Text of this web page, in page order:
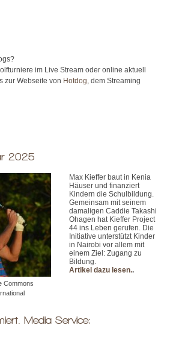
im Live Stream oder online aktuell
zur Webseite von Hotdog , dem Streaming
2025
Commons
Max Kieffer baut in Kenia
Häuser und finanziert
Kindern die Schulbildung.
Gemeinsam mit seinem
damaligen Caddie Takashi
Ohagen hat Kieffer Project
44 ins Leben gerufen. Die
Initiative unterstützt Kinder
in Nairobi vor allem mit
einem Ziel: Zugang zu
Bildung.
Artikel dazu lesen..
Media Service: